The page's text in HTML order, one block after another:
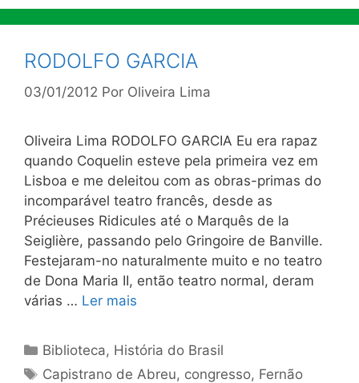
RODOLFO GARCIA
03/01/2012 Por Oliveira Lima
Oliveira Lima RODOLFO GARCIA Eu era rapaz
quando Coquelin esteve pela primeira vez em
Lisboa e me deleitou com as obras-primas do
incomparável teatro francês, desde as
Précieuses Ridicules até o Marquês de la
Seiglière, passando pelo Gringoire de Banville.
Festejaram-no naturalmente muito e no teatro
de Dona Maria II, então teatro normal, deram
várias … Ler mais
Categorias
Biblioteca, História do Brasil
Tags
Capistrano de Abreu, congresso, Fernão